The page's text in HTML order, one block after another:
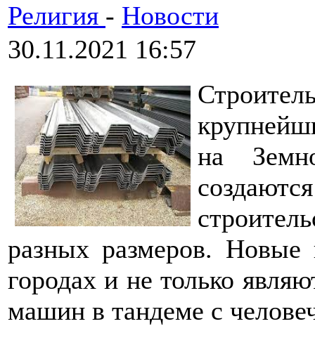
Религия - Новости
30.11.2021 16:57
на
разных размеров.
городах и не только
машин в тандеме с